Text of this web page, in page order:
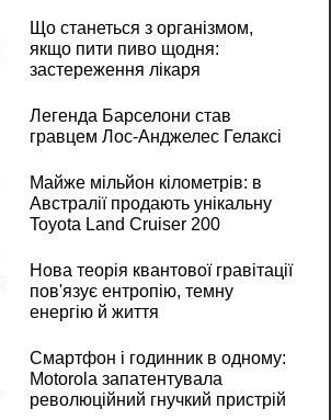
Що станеться з організмом,
якщо пити пиво щодня:
застереження лікаря
Легенда Барселони став
гравцем Лос-Анджелес Гелаксі
Майже мільйон кілометрів: в
Австралії продають унікальну
Toyota Land Cruiser 200
Нова теорія квантової гравітації
пов'язує ентропію, темну
енергію й життя
Смартфон і годинник в одному:
Motorola запатентувала
революційний гнучкий пристрій